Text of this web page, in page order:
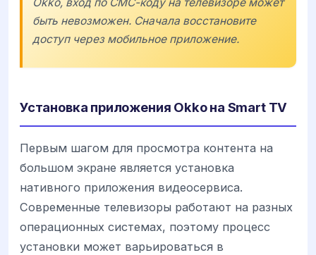
быть невозможен. Сначала восстановите
доступ через мобильное приложение.
Установка приложения Okko на Smart TV
Первым шагом для просмотра контента на
большом экране является установка
нативного приложения видеосервиса.
Современные телевизоры работают на разных
операционных системах, поэтому процесс
установки может варьироваться в